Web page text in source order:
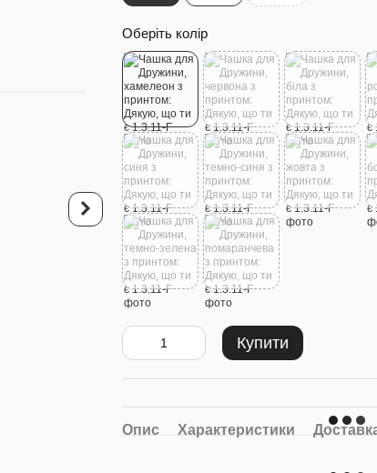
Купуйте разом
Чашка для Дружини,
хамелеон з принтом:
Дякую, що ти є
Велика подарункова
Оберіть колір
Купити
Опис Характеристики